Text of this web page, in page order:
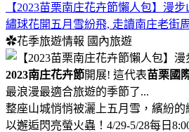
【2023苗栗南庄花卉節懶人包】漫
繡球花開五月雪紛飛, 走讀南庄老街
✿花季旅遊情報 國內旅遊
2023南庄花卉節開展! 這代表苗栗國
最浪漫最適合旅遊的季節了...
整座山城悄悄被灑上五月雪，繽紛
以邂逅閃亮螢火蟲！4/29-5/28每日